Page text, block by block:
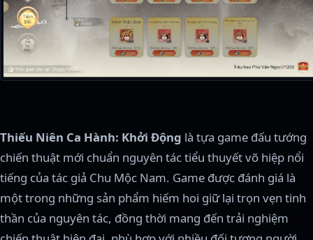
Thiếu Niên Ca Hành: Khởi Động là tựa game đấu tướng
chiến thuật mới chuẩn nguyên tác tiểu thuyết võ hiệp nổi
tiếng của tác giả Chu Mộc Nam. Game được đánh giá là
một trong những sản phẩm hiếm hoi giữ lại trọn vẹn tinh
thần của nguyên tác, đồng thời mang đến trải nghiệm